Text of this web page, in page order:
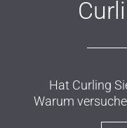
Hat Curling
Warum